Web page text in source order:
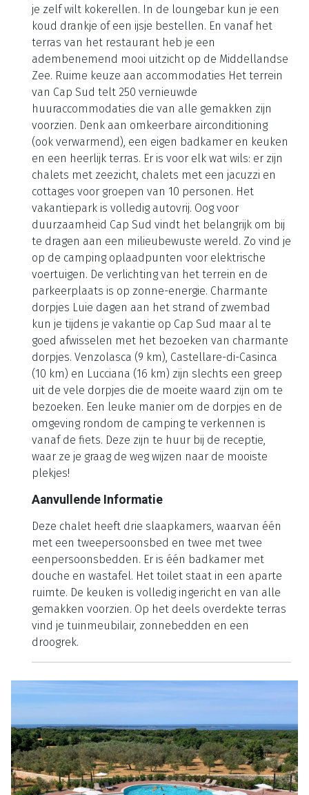
je zelf wilt kokerellen. In de loungebar kun je een
koud drankje of een ijsje bestellen. En vanaf het
terras van het restaurant heb je een
adembenemend mooi uitzicht op de Middellandse
Zee. Ruime keuze aan accommodaties Het terrein
van Cap Sud telt 250 vernieuwde
huuraccommodaties die van alle gemakken zijn
voorzien. Denk aan omkeerbare airconditioning
(ook verwarmend), een eigen badkamer en keuken
en een heerlijk terras. Er is voor elk wat wils: er zijn
chalets met zeezicht, chalets met een jacuzzi en
cottages voor groepen van 10 personen. Het
vakantiepark is volledig autovrij. Oog voor
duurzaamheid Cap Sud vindt het belangrijk om bij
te dragen aan een milieubewuste wereld. Zo vind je
op de camping oplaadpunten voor elektrische
voertuigen. De verlichting van het terrein en de
parkeerplaats is op zonne-energie. Charmante
dorpjes Luie dagen aan het strand of zwembad
kun je tijdens je vakantie op Cap Sud maar al te
goed afwisselen met het bezoeken van charmante
dorpjes. Venzolasca (9 km), Castellare-di-Casinca
(10 km) en Lucciana (16 km) zijn slechts een greep
uit de vele dorpjes die de moeite waard zijn om te
bezoeken. Een leuke manier om de dorpjes en de
omgeving rondom de camping te verkennen is
vanaf de fiets. Deze zijn te huur bij de receptie,
waar ze je graag de weg wijzen naar de mooiste
plekjes!
Aanvullende Informatie
Deze chalet heeft drie slaapkamers, waarvan één
met een tweepersoonsbed en twee met twee
eenpersoonsbedden. Er is één badkamer met
douche en wastafel. Het toilet staat in een aparte
ruimte. De keuken is volledig ingericht en van alle
gemakken voorzien. Op het deels overdekte terras
vind je tuinmeubilair, zonnebedden en een
droogrek.